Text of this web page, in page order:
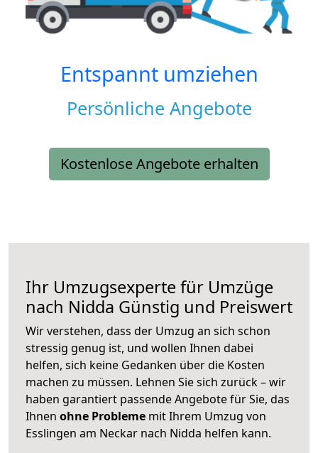
Entspannt umziehen
Persönliche Angebote
Kostenlose Angebote erhalten
Ihr Umzugsexperte für Umzüge
nach Nidda Günstig und Preiswert
Wir verstehen, dass der Umzug an sich schon
stressig genug ist, und wollen Ihnen dabei
helfen, sich keine Gedanken über die Kosten
machen zu müssen. Lehnen Sie sich zurück – wir
haben garantiert passende Angebote für Sie, das
Ihnen ohne Probleme mit Ihrem Umzug von
Esslingen am Neckar nach Nidda helfen kann.